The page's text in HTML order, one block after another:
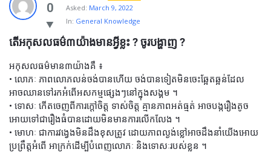
0
Asked: March 9, 2022
In: General Knowledge
តើអកុសលធម៌៣យ៉ាងមានអ្វីខ្លះ ? ចូរបង្ហាញ ?
អកុសលធម៌មាន៣យ៉ាងគឺ ៖
• លោភៈ ភាពលោភលន់ចង់បានហើយ ចង់បានទៀតមិនចេះឆ្អែតឆ្អន់ដែល
អាចឈានទៅរកអំពើអសកម្មផ្សេងៗនៅក្នុងសង្គម ។
• ទោសៈ កើតចេញពីការក្តៅចិត្ត ទាស់ចិត្ត គ្មានភាពអត់ធ្មត់ អាចបង្ករឿងតូច
អោយទៅជារឿងធំបានដោយមិនមានការលើកលែង ។
• មោហៈ ជាការវង្វេងមិនដឹងខុសត្រូវ ដោយភាពល្ងង់ខ្លៅអាចដឹងនាំយើងអោយ
ប្រព្រឹត្តអំពើ អាក្រក់ដើម្បីបំពេញលោភៈ និងទោសៈរបស់ខ្លូន ។